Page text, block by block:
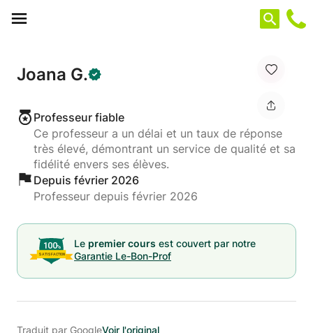
Joana G.
Professeur fiable
Ce professeur a un délai et un taux de réponse
très élevé, démontrant un service de qualité et sa
fidélité envers ses élèves.
Depuis février 2026
Professeur depuis février 2026
Le premier cours est couvert par notre
Garantie Le-Bon-Prof
Traduit par GoogleVoir l'original